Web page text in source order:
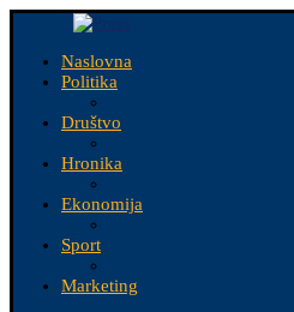
Naslovna
Politika
Društvo
Hronika
Ekonomija
Sport
Marketing